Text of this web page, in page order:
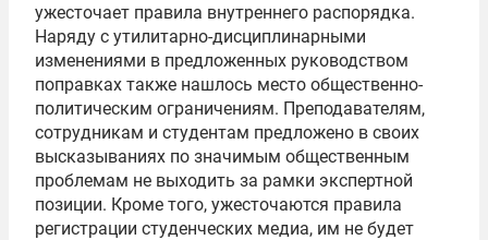
ужесточает правила внутреннего распорядка.
Наряду с утилитарно-дисциплинарными
изменениями в предложенных руководством
поправках также нашлось место общественно-
политическим ограничениям. Преподавателям,
сотрудникам и студентам предложено в своих
высказываниях по значимым общественным
проблемам не выходить за рамки экспертной
позиции. Кроме того, ужесточаются правила
регистрации студенческих медиа, им не будет